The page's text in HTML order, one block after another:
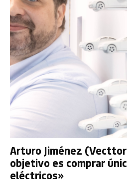
Arturo Jiménez
objetivo es comprar
eléctricos»